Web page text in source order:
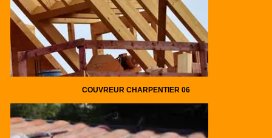
COUVREUR CHARPENTIER 06